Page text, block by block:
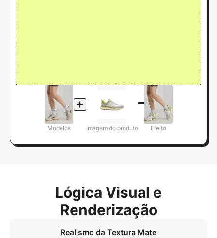
Modelos Imagem do produto Efeito
Lógica Visual e
Renderização
Realismo da Textura Mate